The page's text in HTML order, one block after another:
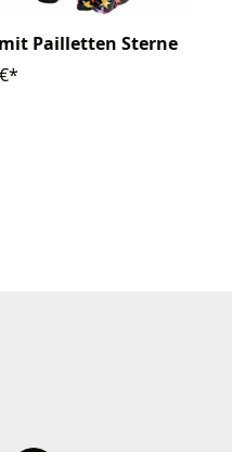
Pailletten Sterne